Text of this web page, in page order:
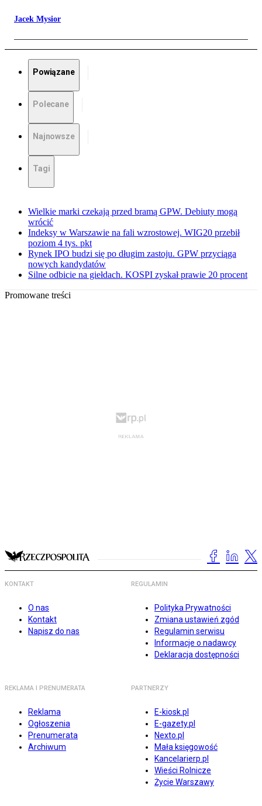
Jacek Mysior
Powiązane
Polecane
Najnowsze
Tagi
Wielkie marki czekają przed bramą GPW. Debiuty mogą
wrócić
Indeksy w Warszawie na fali wzrostowej. WIG20 przebił
poziom 4 tys. pkt
Rynek IPO budzi się po długim zastoju. GPW przyciąga
nowych kandydatów
Silne odbicie na giełdach. KOSPI zyskał prawie 20 procent
Promowane treści
KONTAKT
O nas
Kontakt
Napisz do nas
REGULAMIN
Polityka Prywatności
Zmiana ustawień zgód
Regulamin serwisu
Informacje o nadawcy
Deklaracja dostępności
REKLAMA I PRENUMERATA
Reklama
Ogłoszenia
Prenumerata
Archiwum
PARTNERZY
E-kiosk.pl
E-gazety.pl
Nexto.pl
Mała księgowość
Kancelarierp.pl
Wieści Rolnicze
Życie Warszawy